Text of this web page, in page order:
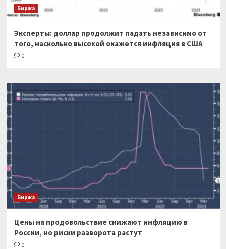
Биржа
Эксперты: доллар продолжит падать независимо от
того, насколько высокой окажется инфляция в США
0
Биржа
Цены на продовольствие снижают инфляцию в
России, но риски разворота растут
0